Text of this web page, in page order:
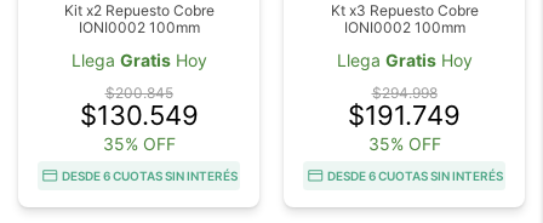
Kit x2 Repuesto Cobre
IONI0002 100mm
Llega GratisHoy
$200.845
$130.549
35% OFF
DESDE 6 CUOTAS SIN INTERÉS
Kt x3 Repuesto Cobre
IONI0002 100mm
Llega GratisHoy
$294.998
$191.749
35% OFF
DESDE 6 CUOTAS SIN INTERÉS